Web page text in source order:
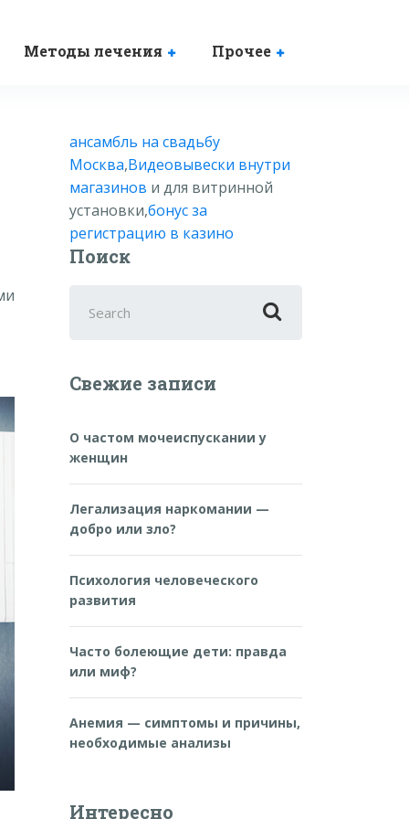
Методы лечения Прочее
ансамбль на свадьбу
Москва,Видеовывески внутри
магазинов и для витринной
установки,бонус за
регистрацию в казино
Поиск
for:
Свежие записи
О частом мочеиспускании у
женщин
Легализация наркомании —
добро или зло?
Психология человеческого
развития
Часто болеющие дети: правда
или миф?
Анемия — симптомы и причины,
необходимые анализы
Интересно